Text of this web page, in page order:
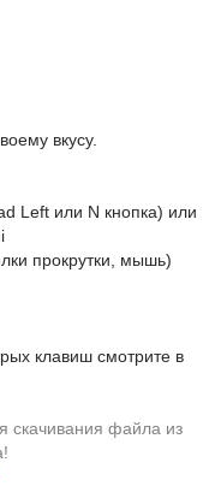
вкусу.
Left или N кнопка) или
прокрутки, мышь)
клавиш смотрите в
скачивания файла из